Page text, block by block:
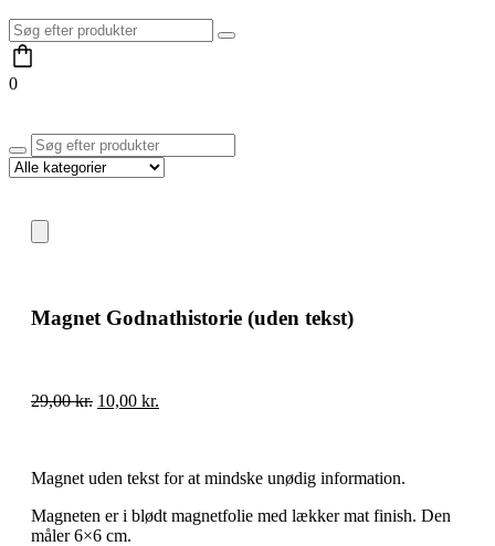
0
Magnet Godnathistorie (uden tekst)
29,00kr. 10,00 kr.
Magnet uden tekst for at mindske unødig information.
Magneten er i blødt magnetfolie med lækker mat finish. Den
måler 6×6 cm.